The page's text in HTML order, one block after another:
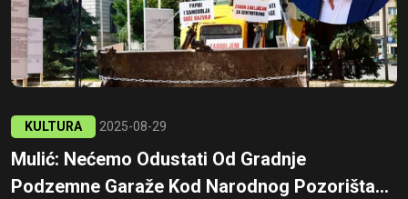
KULTURA 2025-08-29
Mulić: Nećemo Odustati Od Gradnje
Podzemne Garaže Kod Narodnog Pozorišta...